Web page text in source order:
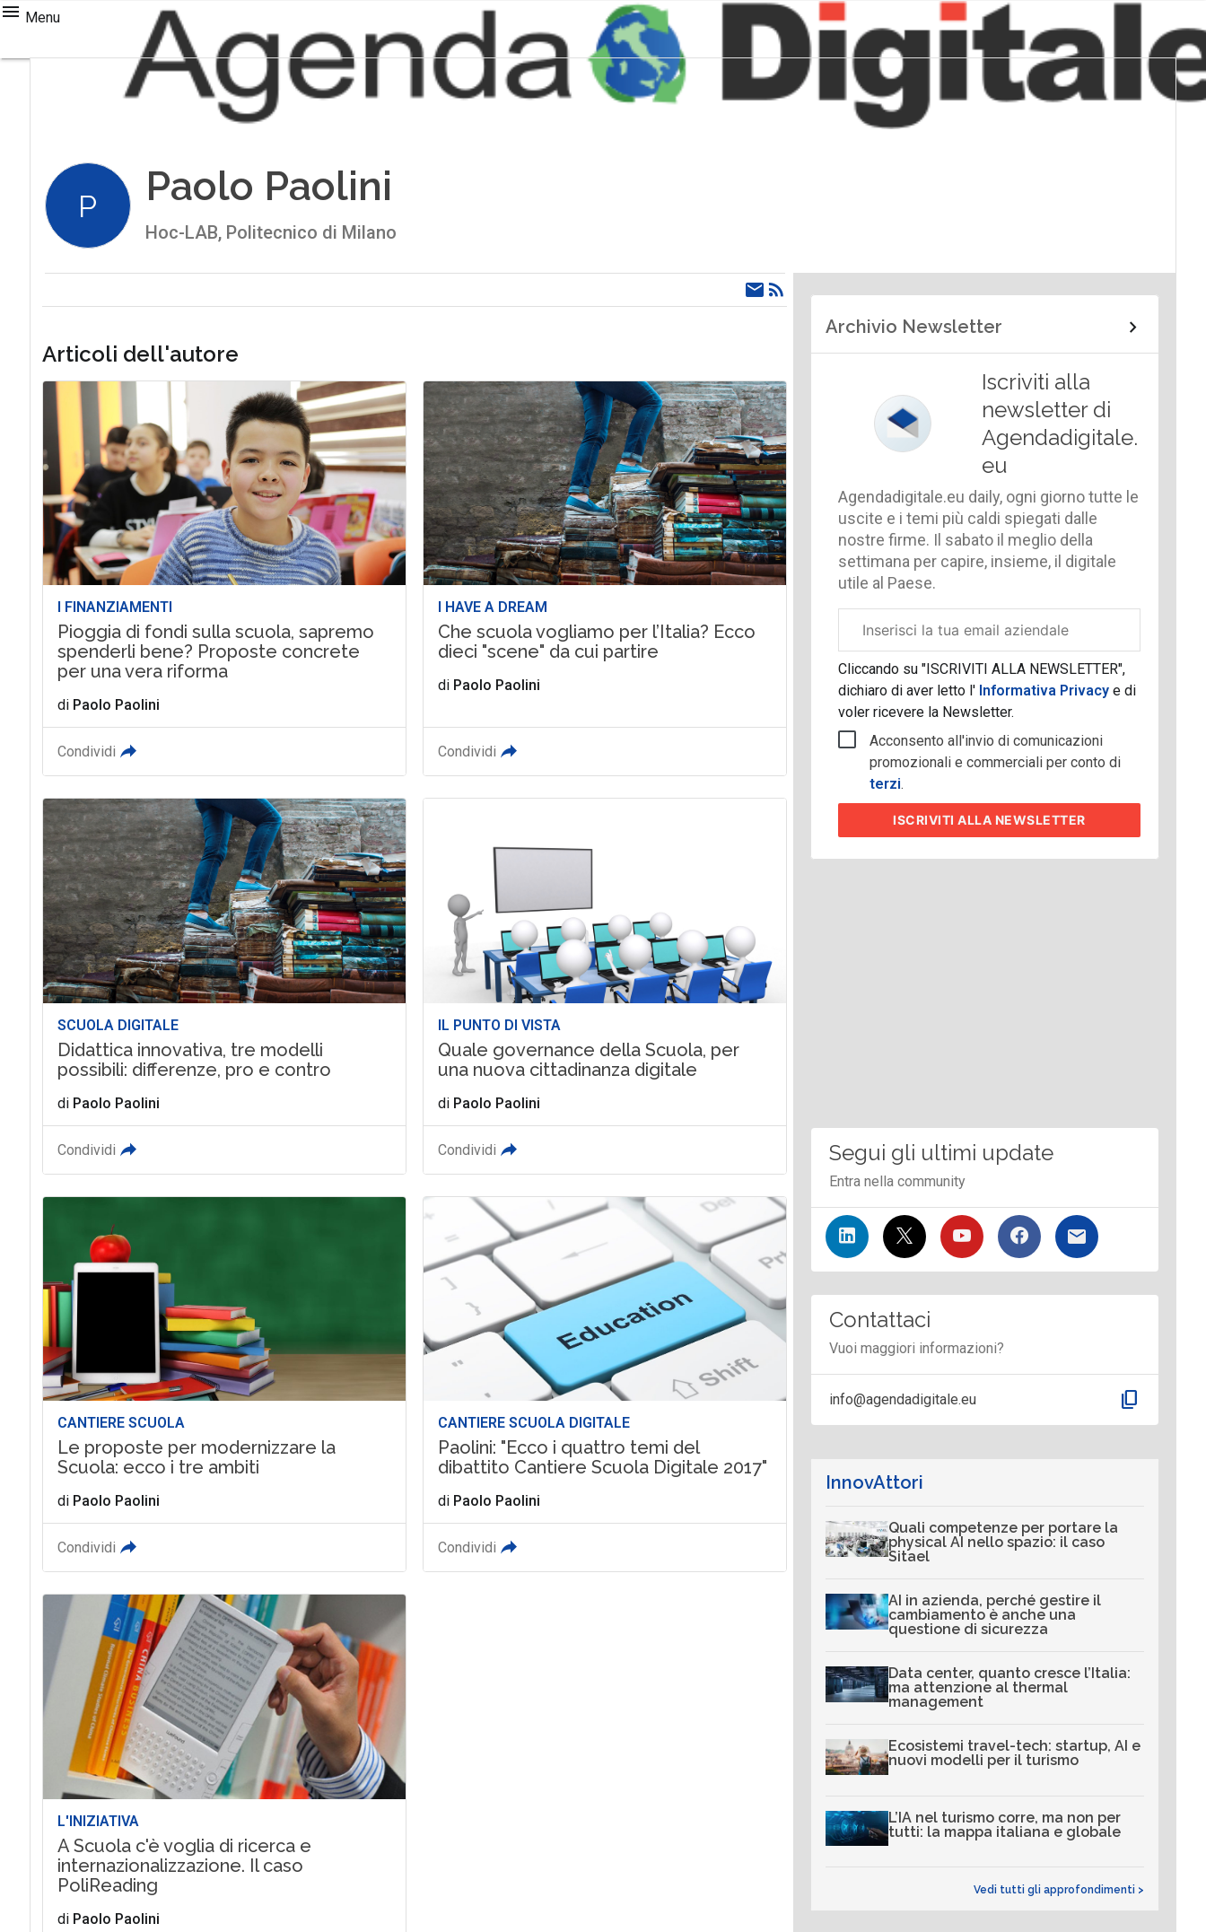
Menu
P Paolo Paolini
Hoc-LAB, Politecnico di Milano
Articoli dell'autore
I FINANZIAMENTI
Pioggia di fondi sulla scuola, sapremo
spenderli bene? Proposte concrete
per una vera riforma
di Paolo Paolini
Condividi
I HAVE A DREAM
Che scuola vogliamo per l’Italia? Ecco
dieci "scene" da cui partire
di Paolo Paolini
Condividi
SCUOLA DIGITALE
Didattica innovativa, tre modelli
possibili: differenze, pro e contro
di Paolo Paolini
Condividi
IL PUNTO DI VISTA
Quale governance della Scuola, per
una nuova cittadinanza digitale
di Paolo Paolini
Condividi
CANTIERE SCUOLA
Le proposte per modernizzare la
Scuola: ecco i tre ambiti
di Paolo Paolini
Condividi
CANTIERE SCUOLA DIGITALE
Paolini: "Ecco i quattro temi del
dibattito Cantiere Scuola Digitale 2017"
di Paolo Paolini
Condividi
L'INIZIATIVA
A Scuola c'è voglia di ricerca e
internazionalizzazione. Il caso
PoliReading
di Paolo Paolini
Archivio Newsletter
Iscriviti alla
newsletter di
Agendadigitale.
eu
Agendadigitale.eu daily, ogni giorno tutte le
uscite e i temi più caldi spiegati dalle
nostre firme. Il sabato il meglio della
settimana per capire, insieme, il digitale
utile al Paese.
aziendale
Cliccando su "ISCRIVITI ALLA NEWSLETTER",
dichiaro di aver letto l' Informativa Privacye di
voler ricevere la Newsletter.
Acconsento all'invio di comunicazioni
promozionali e commerciali per conto di
terzi.
ISCRIVITIALLA NEWSLETTER
Segui gli ultimi update
Entra nella community
Contattaci
Vuoi maggiori informazioni?
info@agendadigitale.eu content_copy
InnovAttori
Quali competenze per portare la
physical AI nello spazio: il caso
Sitael
AI in azienda, perché gestire il
cambiamento è anche una
questione di sicurezza
Data center, quanto cresce l’Italia:
ma attenzione al thermal
management
Ecosistemi travel-tech: startup, AI e
nuovi modelli per il turismo
L’IA nel turismo corre, ma non per
tutti: la mappa italiana e globale
Vedi tutti gli approfondimenti >